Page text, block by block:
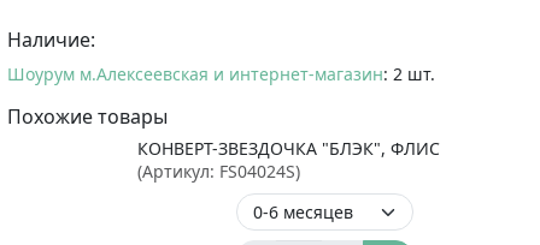
Наличие:
Шоурум м.Алексеевская и интернет-магазин: 2 шт.
Похожие товары
КОНВЕРТ-ЗВЕЗДОЧКА "БЛЭК", ФЛИС
(Артикул: FS04024S)